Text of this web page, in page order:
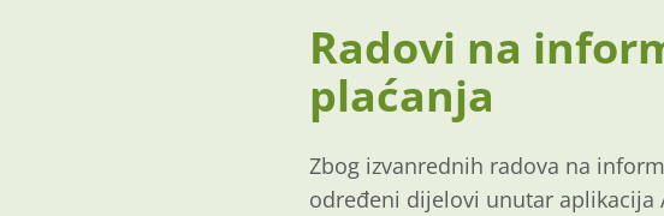
Radovi na
plaćanja
Zbog izvanrednih radova na
određeni dijelovi unutar aplikacija